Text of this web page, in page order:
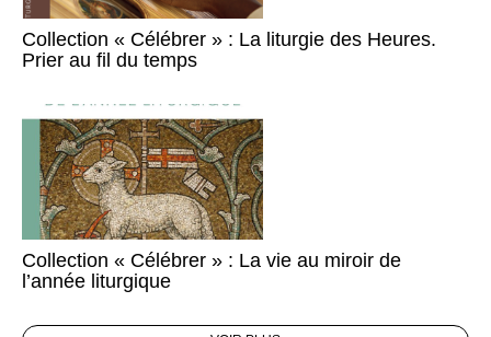
Collection « Célébrer » : La liturgie des Heures.
Prier au fil du temps
Collection « Célébrer » : La vie au miroir de
l’année liturgique